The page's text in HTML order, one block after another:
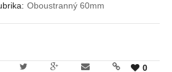
Oboustranný 60mm
0